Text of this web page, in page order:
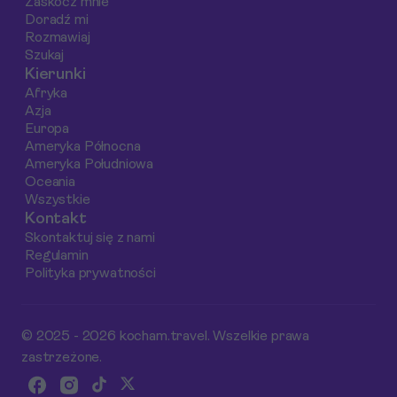
Forest.
Zaskocz mnie
Doradź mi
Rozmawiaj
Szukaj
Kierunki
Afryka
Azja
Europa
Ameryka Północna
Ameryka Południowa
Oceania
Wszystkie
Kontakt
Skontaktuj się z nami
Regulamin
Polityka prywatności
© 2025 - 2026 kocham.travel. Wszelkie prawa
zastrzeżone.